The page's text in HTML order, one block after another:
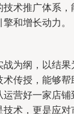
术推广体系
和增长动力。
为纲，以结
传授，能够
营好一家店铺
术，更是应